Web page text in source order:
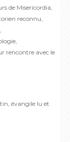
de Misericordia,
reconnu,
rencontre avec le
évangile lu et